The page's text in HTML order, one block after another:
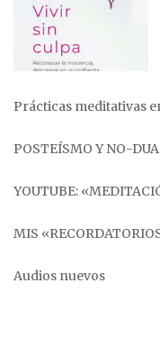
Prácticas meditativas
POSTEÍSMO Y NO-
YOUTUBE:
MIS
Audios nuevos